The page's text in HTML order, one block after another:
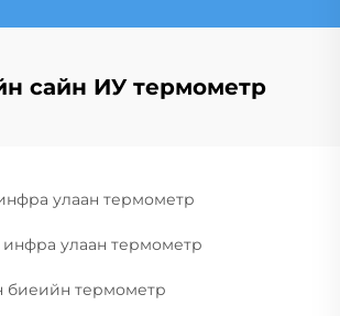
сайн ИУ термометр
улаан термометр
улаан термометр
биеийн термометр